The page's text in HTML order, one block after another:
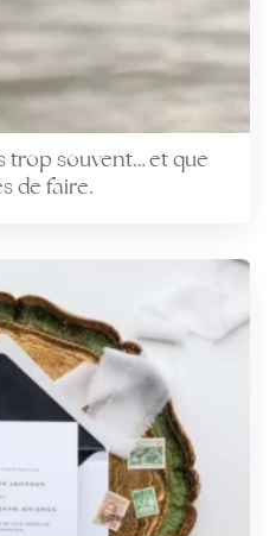
trop souvent… et que
de faire.